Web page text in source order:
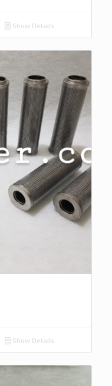
Show Details
Show Details